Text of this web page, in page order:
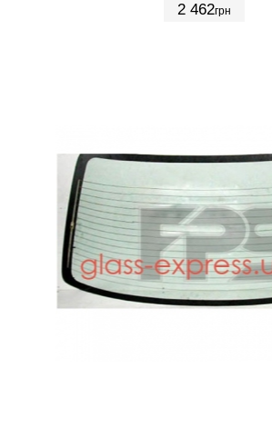
2 462грн